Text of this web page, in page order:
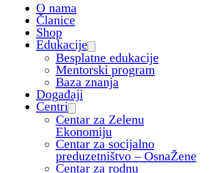
O nama
Članice
Shop
Edukacije
Besplatne edukacije
Mentorski program
Baza znanja
Događaji
Centri
Centar za Zelenu
Ekonomiju
Centar za socijalno
preduzetništvo – OsnaŽene
Centar za rodnu